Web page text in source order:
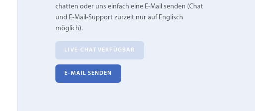
chatten oder uns einfach eine E‑Mail senden (Chat
und E-Mail-Support zurzeit nur auf Englisch
möglich).
LIVE-CHAT VERFÜGBAR
E‑MAIL SENDEN